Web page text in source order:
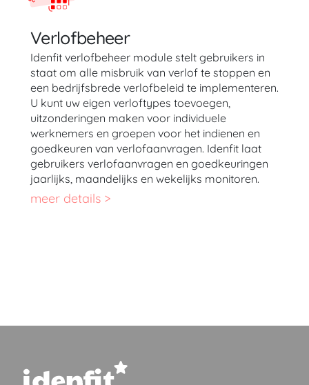
Verlofbeheer
Idenfit verlofbeheer module stelt gebruikers in
staat om alle misbruik van verlof te stoppen en
een bedrijfsbrede verlofbeleid te implementeren.
U kunt uw eigen verloftypes toevoegen,
uitzonderingen maken voor individuele
werknemers en groepen voor het indienen en
goedkeuren van verlofaanvragen. Idenfit laat
gebruikers verlofaanvragen en goedkeuringen
jaarlijks, maandelijks en wekelijks monitoren.
meer details >